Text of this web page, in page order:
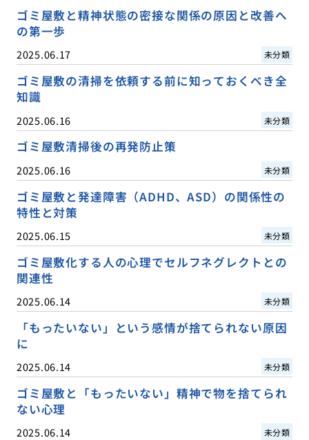
ゴミ屋敷と精神状態の密接な関係の原因と改善へ
の第一歩
2025.06.17 未分類
ゴミ屋敷の清掃を依頼する前に知っておくべき全
知識
2025.06.16 未分類
ゴミ屋敷清掃後の再発防止策
2025.06.16 未分類
ゴミ屋敷と発達障害（ADHD、ASD）の関係性の
特性と対策
2025.06.15 未分類
ゴミ屋敷化する人の心理でセルフネグレクトとの
関連性
2025.06.14 未分類
「もったいない」という感情が捨てられない原因
に
2025.06.14 未分類
ゴミ屋敷と「もったいない」精神で物を捨てられ
ない心理
2025.06.14 未分類